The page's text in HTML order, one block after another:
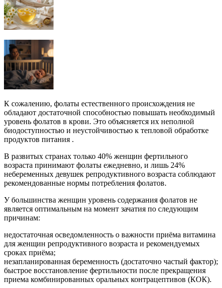
К сожалению, фолаты естественного происхождения не
обладают достаточной способностью повышать необходимый
уровень фолатов в крови. Это объясняется их неполной
биодоступностью и неустойчивостью к тепловой обработке
продуктов питания .
В развитых странах только 40% женщин фертильного
возраста принимают фолаты ежедневно, и лишь 24%
небеременных девушек репродуктивного возраста соблюдают
рекомендованные нормы потребления фолатов.
У большинства женщин уровень содержания фолатов не
является оптимальным на момент зачатия по следующим
причинам:
недостаточная осведомленность о важности приёма витамина
для женщин репродуктивного возраста и рекомендуемых
сроках приёма;
незапланированная беременность (достаточно частый фактор);
быстрое восстановление фертильности после прекращения
приема комбинированных оральных контрацептивов (КОК).